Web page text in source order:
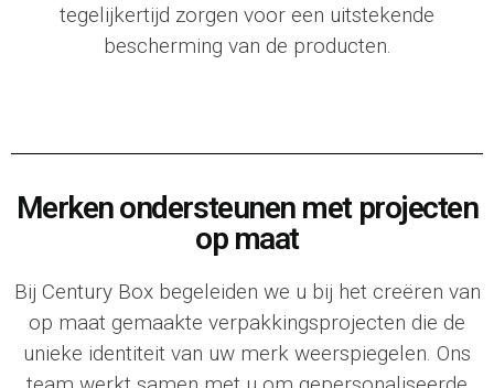
tegelijkertijd zorgen voor een uitstekende
bescherming van de producten.
Merken ondersteunen met projecten
op maat
Bij Century Boxbegeleiden we u bij het creëren van
op maat gemaakte verpakkingsprojecten die de
unieke identiteit van uw merk weerspiegelen. Ons